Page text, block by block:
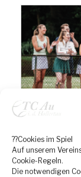
??Cookies im Spiel
Auf unserem
Cookie-Regeln.
Die notwendigen